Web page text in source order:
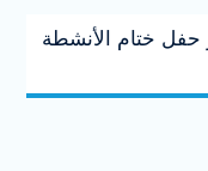
ختام الأنشطة